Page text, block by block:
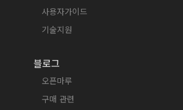
사용자가이드
기술지원
블로그
오픈마루
구매 관련